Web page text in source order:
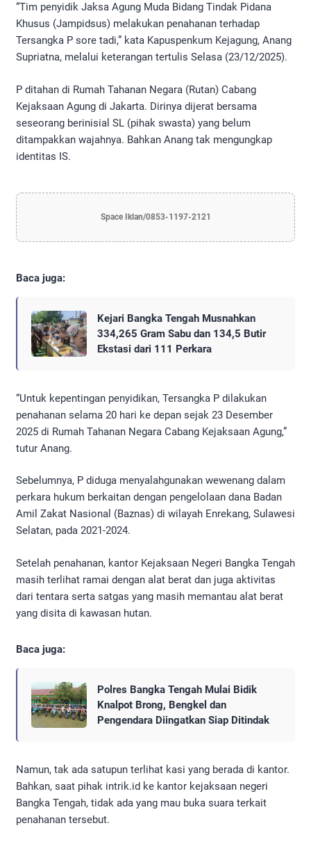
“Tim penyidik Jaksa Agung Muda Bidang Tindak Pidana
Khusus (Jampidsus) melakukan penahanan terhadap
Tersangka P sore tadi,” kata Kapuspenkum Kejagung, Anang
Supriatna, melalui keterangan tertulis Selasa (23/12/2025).
P ditahan di Rumah Tahanan Negara (Rutan) Cabang
Kejaksaan Agung di Jakarta. Dirinya dijerat bersama
seseorang berinisial SL (pihak swasta) yang belum
ditampakkan wajahnya. Bahkan Anang tak mengungkap
identitas IS.
Space Iklan/0853-1197-2121
Baca juga:
Kejari Bangka Tengah Musnahkan
334,265 Gram Sabu dan 134,5 Butir
Ekstasi dari 111 Perkara
“Untuk kepentingan penyidikan, Tersangka P dilakukan
penahanan selama 20 hari ke depan sejak 23 Desember
2025 di Rumah Tahanan Negara Cabang Kejaksaan Agung,”
tutur Anang.
Sebelumnya, P diduga menyalahgunakan wewenang dalam
perkara hukum berkaitan dengan pengelolaan dana Badan
Amil Zakat Nasional (Baznas) di wilayah Enrekang, Sulawesi
Selatan, pada 2021-2024.
Setelah penahanan, kantor Kejaksaan Negeri Bangka Tengah
masih terlihat ramai dengan alat berat dan juga aktivitas
dari tentara serta satgas yang masih memantau alat berat
yang disita di kawasan hutan.
Baca juga:
Polres Bangka Tengah Mulai Bidik
Knalpot Brong, Bengkel dan
Pengendara Diingatkan Siap Ditindak
Namun, tak ada satupun terlihat kasi yang berada di kantor.
Bahkan, saat pihak intrik.id ke kantor kejaksaan negeri
Bangka Tengah, tidak ada yang mau buka suara terkait
penahanan tersebut.